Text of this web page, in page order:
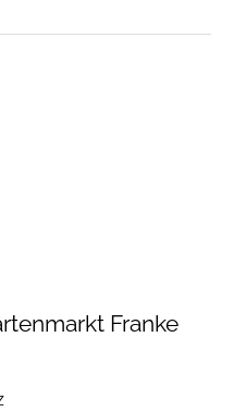
Franke